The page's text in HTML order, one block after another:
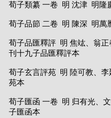
荀子類纂 一卷 明 沈津 明隆
荀子品節 二卷 明 陳深 明萬
荀子品匯釋評 明 焦竑、翁
刊十九子品匯釋評本
荀子玄言評苑 明 陸可教、
苑本
荀子匯函 一卷 明 归有光、
子匯函本